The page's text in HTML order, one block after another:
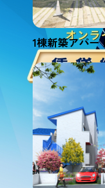
1棟新築アパー